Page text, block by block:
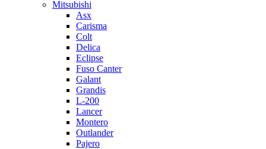
Mitsubishi
Asx
Carisma
Colt
Delica
Eclipse
Fuso Canter
Galant
Grandis
L-200
Lancer
Montero
Outlander
Pajero